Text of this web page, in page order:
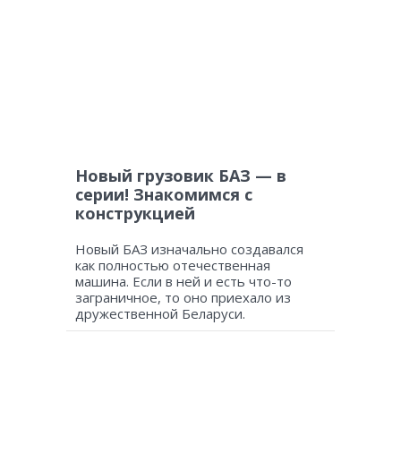
Новый грузовик БАЗ — в
серии! Знакомимся с
конструкцией
Новый БАЗ изначально создавался
как полностью отечественная
машина. Если в ней и есть что-то
заграничное, то оно приехало из
дружественной Беларуси.